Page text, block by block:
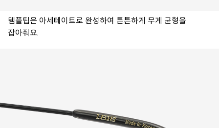
템플팁은 아세테이트로 완성하여 튼튼하게 무게 균형을
잡아줘요.